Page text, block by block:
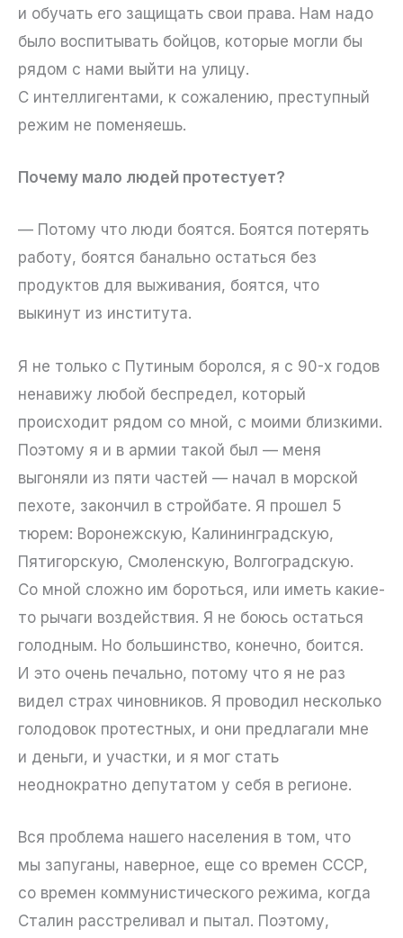
и обучать его защищать свои права. Нам надо
было воспитывать бойцов, которые могли бы
рядом с нами выйти на улицу.
С интеллигентами, к сожалению, преступный
режим не поменяешь.
Почему мало людей протестует?
— Потому что люди боятся. Боятся потерять
работу, боятся банально остаться без
продуктов для выживания, боятся, что
выкинут из института.
Я не только с Путиным боролся, я с 90-х годов
ненавижу любой беспредел, который
происходит рядом со мной, с моими близкими.
Поэтому я и в армии такой был — меня
выгоняли из пяти частей — начал в морской
пехоте, закончил в стройбате. Я прошел 5
тюрем: Воронежскую, Калининградскую,
Пятигорскую, Смоленскую, Волгоградскую.
Со мной сложно им бороться, или иметь какие-
то рычаги воздействия. Я не боюсь остаться
голодным. Но большинство, конечно, боится.
И это очень печально, потому что я не раз
видел страх чиновников. Я проводил несколько
голодовок протестных, и они предлагали мне
и деньги, и участки, и я мог стать
неоднократно депутатом у себя в регионе.
Вся проблема нашего населения в том, что
мы запуганы, наверное, еще со времен СССР,
со времен коммунистического режима, когда
Сталин расстреливал и пытал. Поэтому,